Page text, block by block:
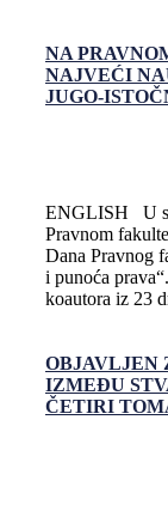
NA
NAJVEĆI
JUGO-
ENGLISH U
Pravnom
Dana Pravnog
i punoća
koautora iz 23
OBJAVLJEN
IZMEĐU
ČETIRI